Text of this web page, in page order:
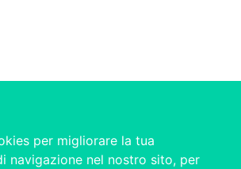
per migliorare la tua
navigazione nel nostro sito, per